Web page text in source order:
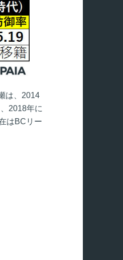
は、2014
2018年に
はBCリー